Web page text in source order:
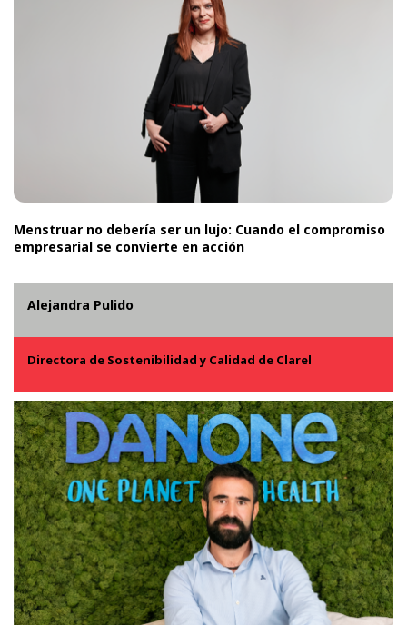
Menstruar no debería ser un lujo: Cuando el compromiso
empresarial se convierte en acción
Alejandra Pulido
Directora de Sostenibilidad y Calidad de Clarel